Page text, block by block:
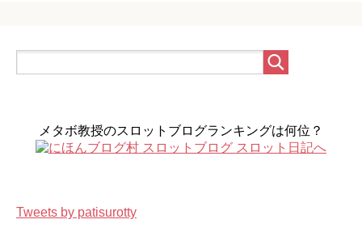
メタボ教授のスロットブログランキングは何位？
Tweets by patisurotty